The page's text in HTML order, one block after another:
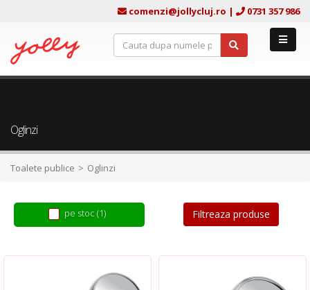
comenzi@jollycluj.ro | 0731 357 986
Oglinzi
Toalete publice Oglinzi
pe stoc (1) Filtreaza produse